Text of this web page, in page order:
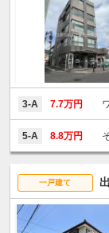
3-A 7.7万円
5-A 8.8万円
一戸建て